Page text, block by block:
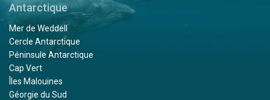
Antarctique
Mer de Weddell
Cercle Antarctique
Péninsule Antarctique
Cap Vert
Îles Malouines
Géorgie du Sud